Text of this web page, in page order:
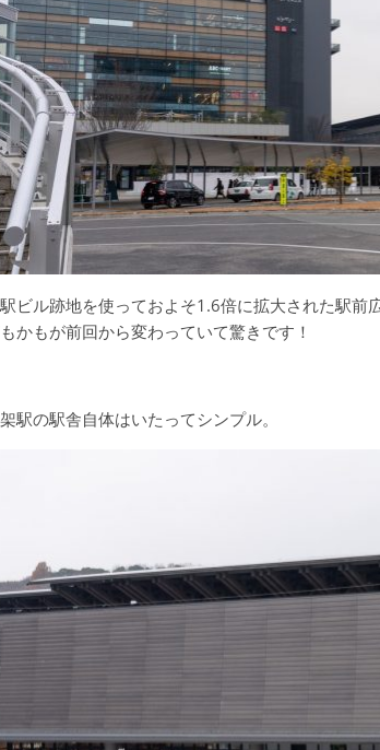
ビル跡地を使っておよそ1.6倍に拡大された駅前
かもが前回から変わっていて驚きです！
駅の駅舎自体はいたってシンプル。